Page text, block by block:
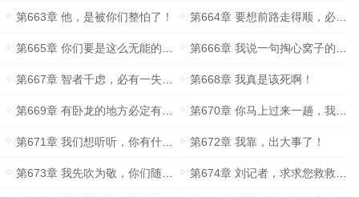
第663章 他，是被你们整怕了！ 第664章 要想前路走得顺，必须跟着书记混
第665章 你们要是这么无能的话，那，我可就要叛变了！ 第666章 我说一句掏心窝子的话！
第667章 智者千虑，必有一失……二失……三失…… 第668章 我真是该死啊！
第669章 有卧龙的地方必定有凤雏 第670章 你马上过来一趟，我有事情问你！
第671章 我们想听听，你有什么可说的！ 第672章 我靠，出大事了！
第673章 我先吹为敬，你们随意！ 第674章 刘记者，求求您救救我丈夫